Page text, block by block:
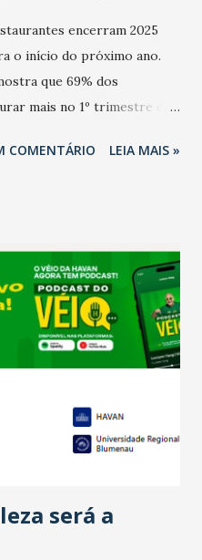
encerram 2025
o início do próximo ano.
que 69% dos
mais no 1º trimestre de
ano, 56% também
e pelo pagamento do 13º
de trabalhadores, já que o
dos anos recentes.
de 2025, 40% dos
com lucro e outros 40%
Já o percentual de
em 19%, pouco abaixo
1% não existiam em
o faturamento também
COMENTÁRIO LEIA MAIS »
será a